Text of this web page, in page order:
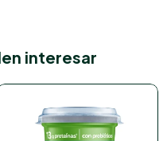
interesar